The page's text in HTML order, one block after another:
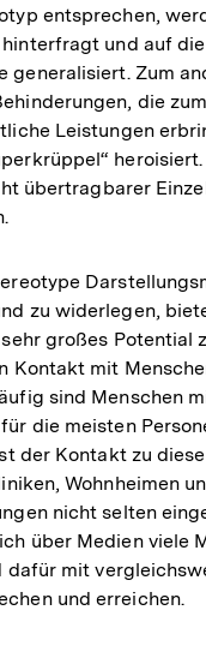
entsprechen,
und auf
generalisiert. Zum
die
Leistungen
übertragbarer
zu widerlegen,
großes Potential
Kontakt mit
sind Menschen
die meisten
der Kontakt zu
Wohnheimen
nicht selten
über Medien viele
mit
und erreichen.